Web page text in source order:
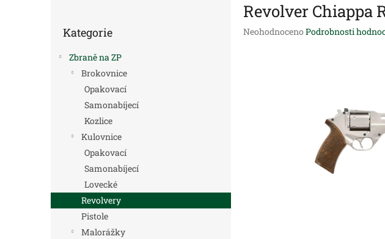
kategorie
Kategorie
Zbraně na ZP
Brokovnice
Opakovací
Samonabíjecí
Kozlice
Kulovnice
Opakovací
Samonabíjecí
Lovecké
Revolvery
Pistole
Malorážky
Revolver Chiappa
Průměrné
Neohodnoceno Podrobnosti